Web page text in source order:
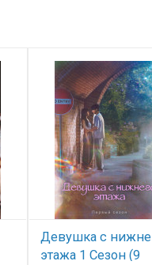
Девушка с
этажа 1 Сезон (9